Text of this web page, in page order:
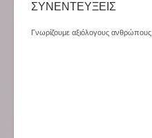
ΣΥΝΕΝΤΕΥΞΕΙΣ
Γνωρίζουμε αξιόλογους ανθρώπους.